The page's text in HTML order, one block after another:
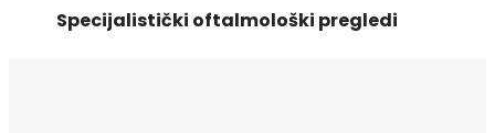
Specijalistički oftalmološki pregledi